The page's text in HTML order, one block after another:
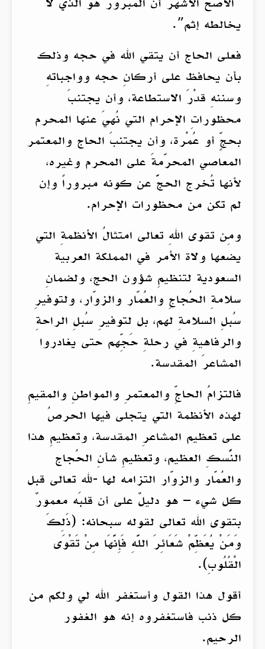
يخالطه إثم”.
فعلى الحاج أن يتقي الله في حجه وذلك
بأن يحافظ على أركانِ حجه وواجباتهِ
وسننهِ قدْرَ الاستطاعة، وأن يجتنبَ
محظوراتِ الإحرام التي نُهيَ عنها المحرم
بحجٍّ أو عُمْرة، وأن يجتنبَ الحاج والمعتمر
المعاصي المحرّمةَ على المحرم وغيره،
لأنها تُخرج الحجَّ عن كونه مبروراً وإن
لم تكن من محظورات الإحرام.
ومِن تقوى اللهِ تعالى امتثالُ الأنظمةِ التي
يضعها ولاة الأمر في المملكة العربية
السعودية لتنظيمِ شؤون الحج، ولضمانِ
سلامةِ الحُجاجِ والعُمّار والزوّار، ولتوفيرِ
سُبلِ السلامةِ لهم، بل لتوفيرِ سُبلِ الراحةِ
والرفاهيةِ في رحلةِ حَجِّهم حتى يغادروا
المشاعرَ المقدسة.
فالتزامُ الحاجِّ والمعتمرِ والمواطنِ والمقيمِ
لهذه الأنظمة التي يتجلى فيها الحرصُ
على تعظيم المشاعرِ المقدسة، وتعظيمِ هذا
النُّسكِ العظيم، وتعظيمِ شأنِ الحُجاج
والعُمّار والزوّار التزامه لها -لله تعالى قبل
كل شيء – هو دليلٌ على أن قلبَه معمورٌ
بتقوى الله تعالى لقوله سبحانه: (ذَلِكَ
وَمَنْ يُعَظِّمْ شَعَائِرَ اللَّهِ فَإِنَّهَا مِنْ تَقْوَى
الْقُلُوبِ).
أقول هذا القول وأستغفر الله لي ولكم من
كل ذنب فاستغفروه إنه هو الغفور
الرحيم.